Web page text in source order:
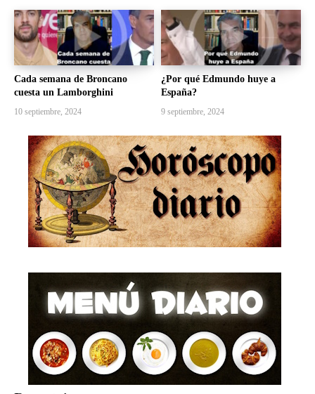
Cada semana de Broncano
cuesta un Lamborghini
10 septiembre, 2024
¿Por qué Edmundo huye a
España?
9 septiembre, 2024